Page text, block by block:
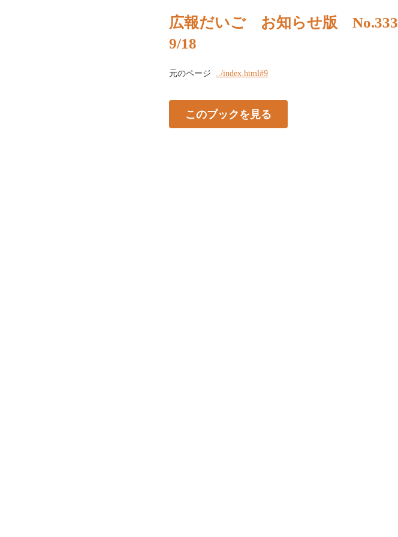
広報だいご お知らせ版 No.333
9/18
元のページ ../index.html#9
このブックを見る